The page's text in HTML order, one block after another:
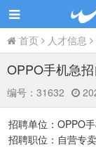
首页 人才信息
OPPO手机急
编号： 31632
招聘单位：OPPO
招聘职位：自营专